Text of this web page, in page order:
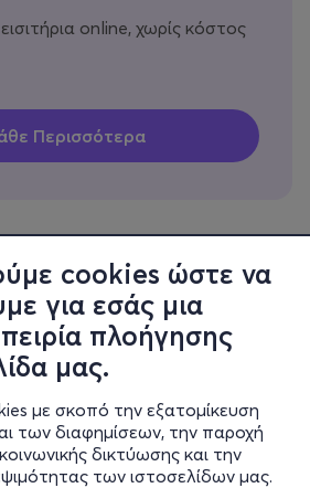
cookies ώστε να
για εσάς μια
πλοήγησης
μας.
με σκοπό την εξατομίκευση
των διαφημίσεων, την παροχή
δικτύωσης και την
των ιστοσελίδων μας.
online, χωρίς κόστος